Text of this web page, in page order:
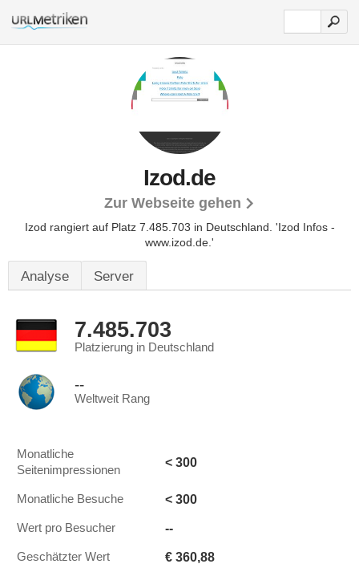
Izod.de
Zur Webseite gehen
Izod rangiert auf Platz 7.485.703 in Deutschland. 'Izod Infos -
www.izod.de.'
Analyse Server
7.485.703
Platzierung in Deutschland
--
Weltweit Rang
Monatliche
Seitenimpressionen
< 300
Monatliche Besuche < 300
Wert pro Besucher --
Geschätzter Wert € 360,88